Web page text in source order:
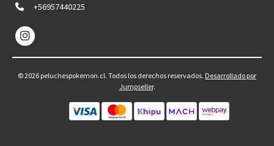
+56957440225
© 2026 peluchespokemon.cl. Todos los derechos reservados. Desarrollado por
Jumpseller.